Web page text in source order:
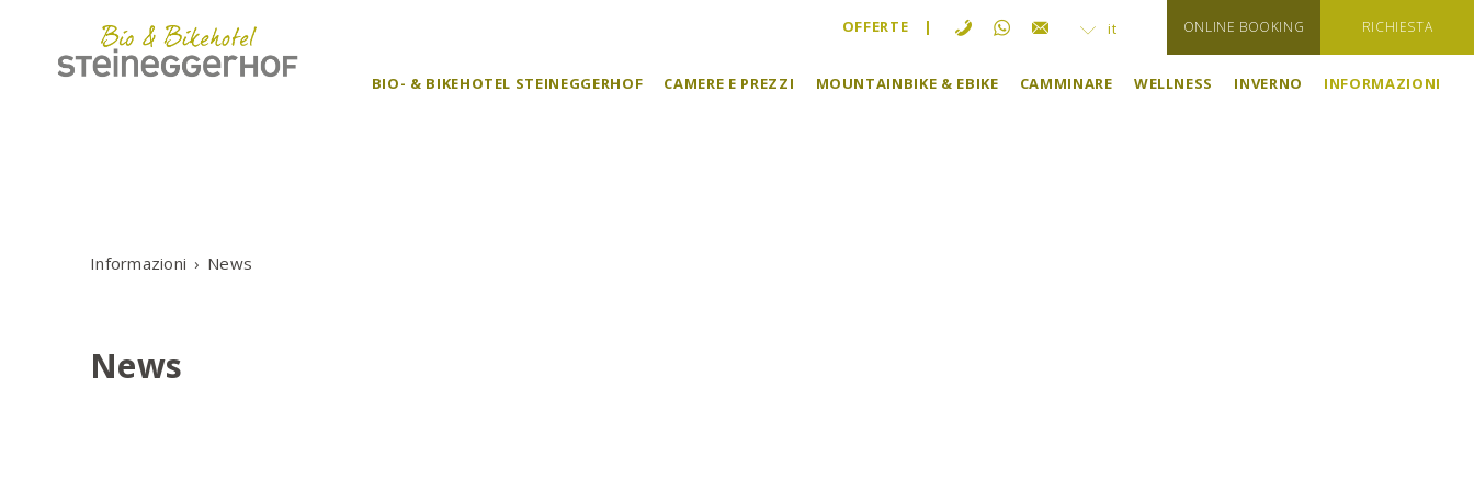
OFFERTE it
BIO- & BIKEHOTEL STEINEGGERHOF CAMERE E PREZZI MOUNTAINBIKE & EBIKE CAMMINARE WELLNESS INVERNO INFORMAZIONI
ONLINE BOOKING RICHIESTA
Informazioni News
News